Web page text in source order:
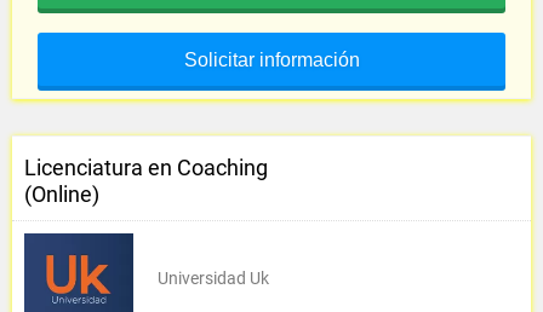
Solicitar información
Licenciatura en Coaching
(Online)
Universidad Uk